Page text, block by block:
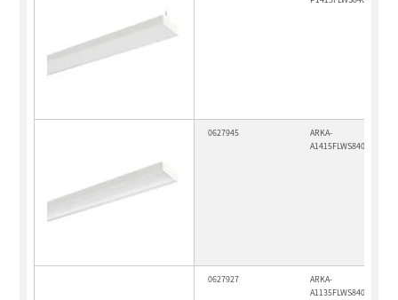
0627945
ARKA-
A1415FLWS840AS0600
0627927
ARKA-